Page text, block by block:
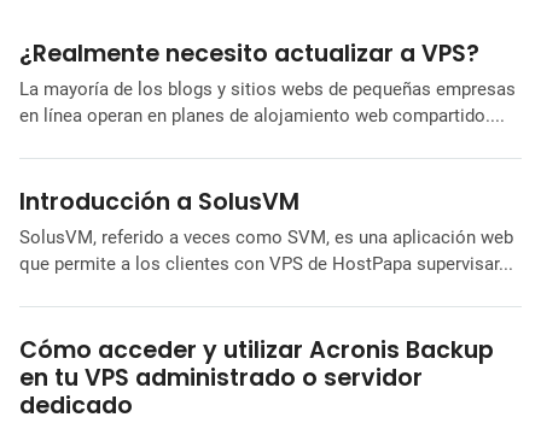
¿Realmente necesito actualizar a VPS?
La mayoría de los blogs y sitios webs de pequeñas empresas
en línea operan en planes de alojamiento web compartido....
Introducción a SolusVM
SolusVM, referido a veces como SVM, es una aplicación web
que permite a los clientes con VPS de HostPapa supervisar...
Cómo acceder y utilizar Acronis Backup
en tu VPS administrado o servidor
dedicado